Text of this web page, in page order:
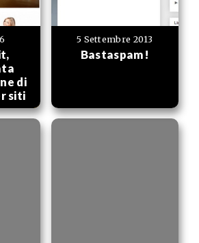
di
siti
5 Settembre 2013
Bastaspam!